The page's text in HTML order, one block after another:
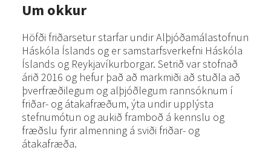
Um okkur
Höfði friðarsetur starfar undir Alþjóðamálastofnun
Háskóla Íslands og er samstarfsverkefni Háskóla
Íslands og Reykjavíkurborgar. Setrið var stofnað
árið 2016 og hefur það að markmiði að stuðla að
þverfræðilegum og alþjóðlegum rannsóknum í
friðar- og átakafræðum, ýta undir upplýsta
stefnumótun og aukið framboð á kennslu og
fræðslu fyrir almenning á sviði friðar- og
átakafræða.